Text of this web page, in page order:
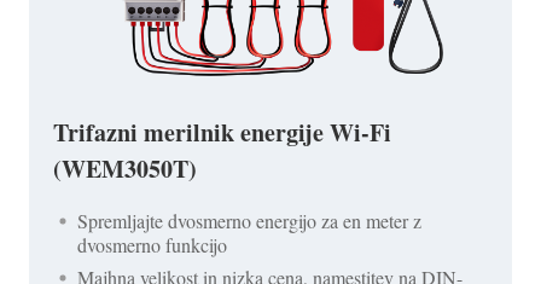
Trifazni merilnik energije Wi-Fi
(WEM3050T)
Spremljajte dvosmerno energijo za en meter z
dvosmerno funkcijo
Majhna velikost in nizka cena, namestitev na DIN-